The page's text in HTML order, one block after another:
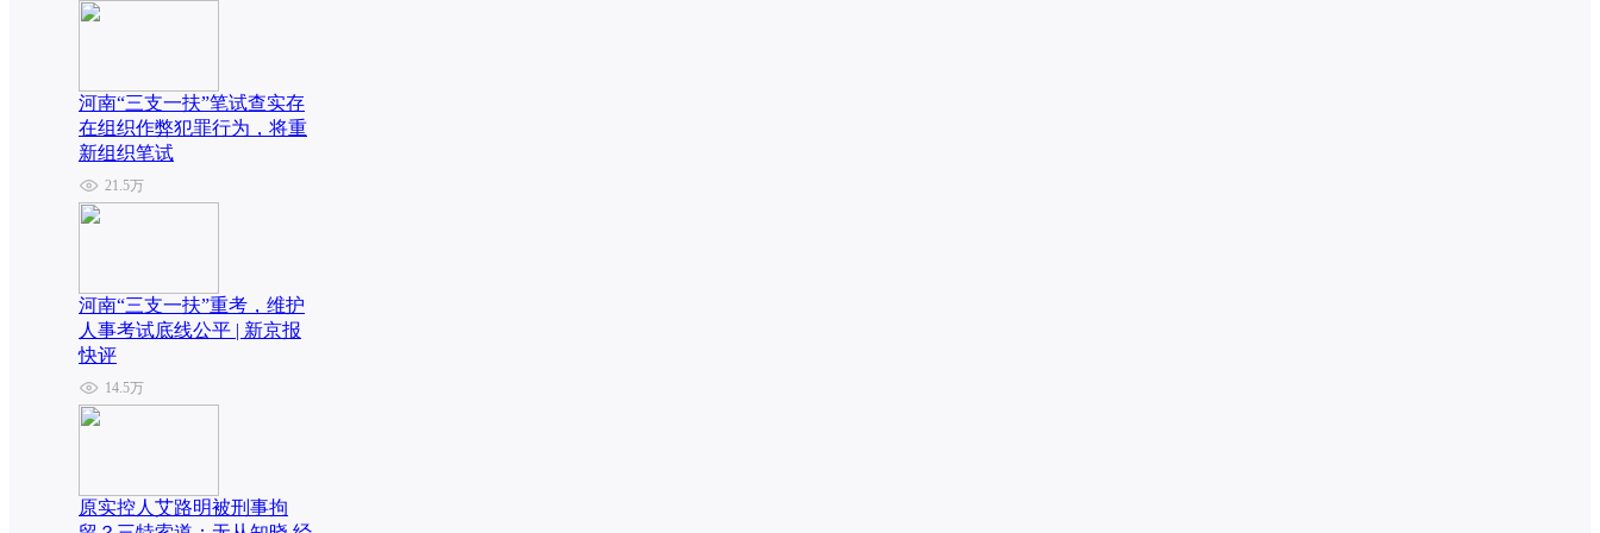
河南“三支一扶”笔试查实存
在组织作弊犯罪行为，将重
新组织笔试
21.5万
河南“三支一扶”重考，维护
人事考试底线公平 | 新京报
快评
14.5万
原实控人艾路明被刑事拘